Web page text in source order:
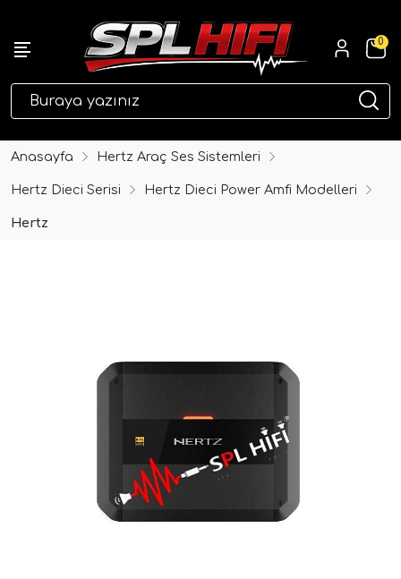
0
Anasayfa Hertz Araç Ses Sistemleri
Hertz Dieci Serisi Hertz Dieci Power Amfi Modelleri
Hertz